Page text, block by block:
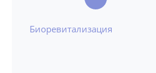
Биоревитализация